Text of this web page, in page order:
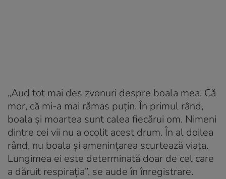
„Aud tot mai des zvonuri despre boala mea. Că
mor, că mi-a mai rămas puțin. În primul rând,
boala și moartea sunt calea fiecărui om. Nimeni
dintre cei vii nu a ocolit acest drum. În al doilea
rând, nu boala și amenințarea scurtează viața.
Lungimea ei este determinată doar de cel care
a dăruit respirația”, se aude în înregistrare.